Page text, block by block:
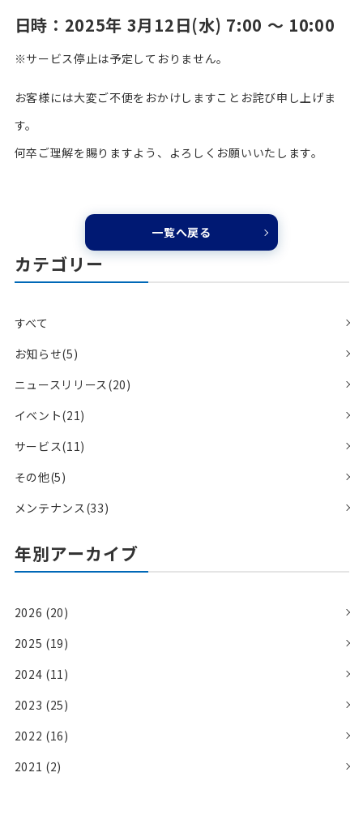
日時：2025年 3月12日(水) 7:00 ～ 10:00
※サービス停止は予定しておりません。
お客様には大変ご不便をおかけしますことお詫び申し上げま
す。
何卒ご理解を賜りますよう、よろしくお願いいたします。
一覧へ戻る
カテゴリー
すべて
お知らせ(5)
ニュースリリース(20)
イベント(21)
サービス(11)
その他(5)
メンテナンス(33)
年別アーカイブ
2026 (20)
2025 (19)
2024 (11)
2023 (25)
2022 (16)
2021 (2)